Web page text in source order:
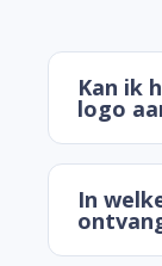
Kan ik
logo
In